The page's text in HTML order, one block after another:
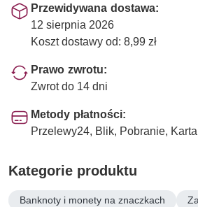
Przewidywana dostawa:
12 sierpnia 2026
Koszt dostawy od: 8,99 zł
Prawo zwrotu:
Zwrot do 14 dni
Metody płatności:
Przelewy24, Blik, Pobranie, Karta
Kategorie produktu
Banknoty i monety na znaczkach